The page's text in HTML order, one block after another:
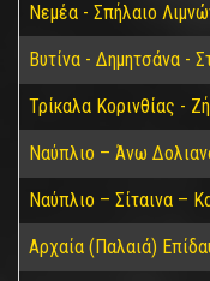
Νεμέα - Σπήλαιο
Βυτίνα - Δημητσάνα -
Τρίκαλα Κορινθίας -
Ναύπλιο – Άνω
Ναύπλιο – Σίταινα –
Αρχαία (Παλαιά)